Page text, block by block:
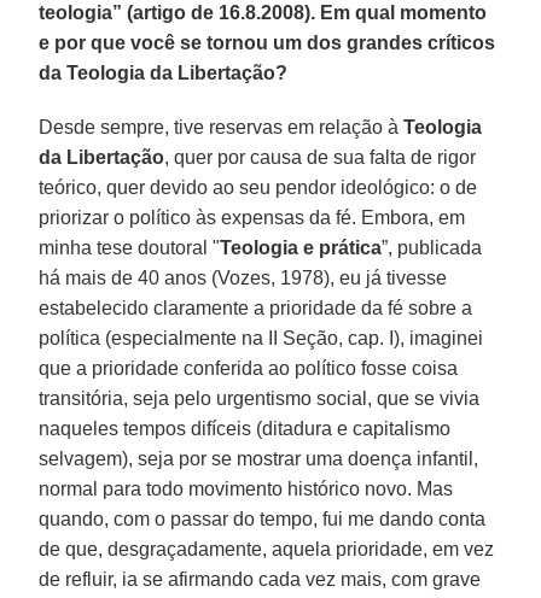
teologia” (artigo de 16.8.2008). Em qual momento
e por que você se tornou um dos grandes críticos
da Teologia da Libertação?
Desde sempre, tive reservas em relação àTeologia
da Libertação, quer por causa de sua falta de rigor
teórico, quer devido ao seu pendor ideológico: o de
priorizar o político às expensas da fé. Embora, em
minha tese doutoral "Teologia e prática”, publicada
há mais de 40 anos (Vozes, 1978), eu já tivesse
estabelecido claramente a prioridade da fé sobre a
política (especialmente na II Seção, cap. I), imaginei
que a prioridade conferida ao político fosse coisa
transitória, seja pelo urgentismo social, que se vivia
naqueles tempos difíceis (ditadura e capitalismo
selvagem), seja por se mostrar uma doença infantil,
normal para todo movimento histórico novo. Mas
quando, com o passar do tempo, fui me dando conta
de que, desgraçadamente, aquela prioridade, em vez
de refluir, ia se afirmando cada vez mais, com grave